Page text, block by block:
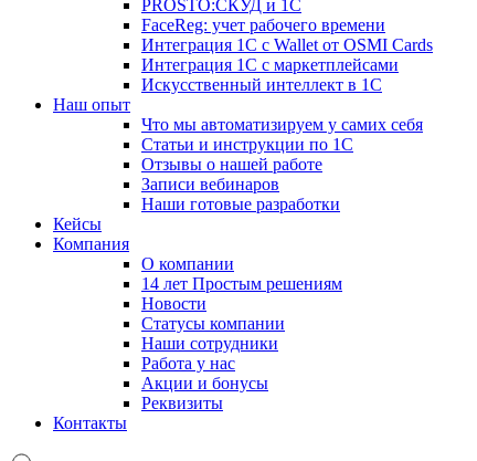
PROSTO:СКУД и 1С
FaceReg: учет рабочего времени
Интеграция 1С с Wallet от OSMI Cards
Интеграция 1С с маркетплейсами
Искусственный интеллект в 1С
Наш опыт
Что мы автоматизируем у самих себя
Статьи и инструкции по 1С
Отзывы о нашей работе
Записи вебинаров
Наши готовые разработки
Кейсы
Компания
О компании
14 лет Простым решениям
Новости
Статусы компании
Наши сотрудники
Работа у нас
Акции и бонусы
Реквизиты
Контакты